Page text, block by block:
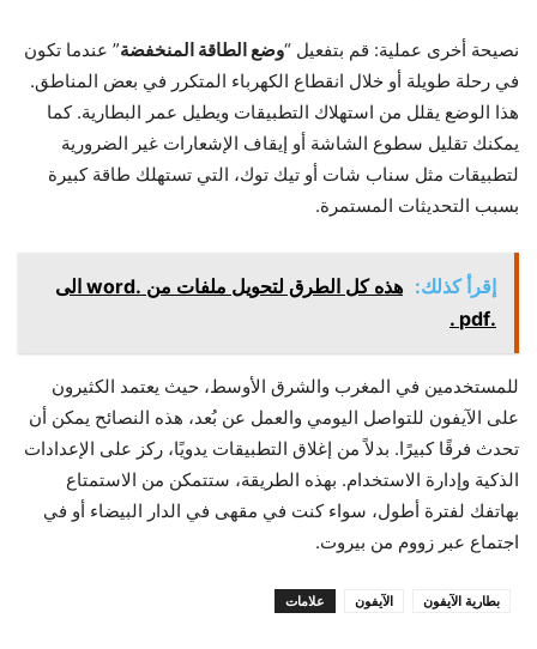
نصيحة أخرى عملية: قم بتفعيل “وضع الطاقة المنخفضة” عندما تكون
في رحلة طويلة أو خلال انقطاع الكهرباء المتكرر في بعض المناطق.
هذا الوضع يقلل من استهلاك التطبيقات ويطيل عمر البطارية. كما
يمكنك تقليل سطوع الشاشة أو إيقاف الإشعارات غير الضرورية
لتطبيقات مثل سناب شات أو تيك توك، التي تستهلك طاقة كبيرة
بسبب التحديثات المستمرة.
إقرأ كذلك:
هذه كل الطرق لتحويل ملفات من .word الى
.pdf .
للمستخدمين في المغرب والشرق الأوسط، حيث يعتمد الكثيرون
على الآيفون للتواصل اليومي والعمل عن بُعد، هذه النصائح يمكن أن
تحدث فرقًا كبيرًا. بدلاً من إغلاق التطبيقات يدويًا، ركز على الإعدادات
الذكية وإدارة الاستخدام. بهذه الطريقة، ستتمكن من الاستمتاع
بهاتفك لفترة أطول، سواء كنت في مقهى في الدار البيضاء أو في
اجتماع عبر زووم من بيروت.
علامات الآيفون بطارية الآيفون